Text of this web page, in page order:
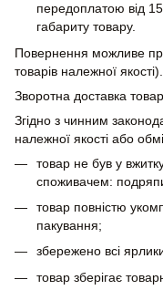
передоплатою від
габариту товару.
Повернення можливе
товарів належної якості).
Зворотна доставка
Згідно з чинним
належної якості або
товар не був у
споживачем:
товар повністю
пакування;
збережено всі
товар зберігає